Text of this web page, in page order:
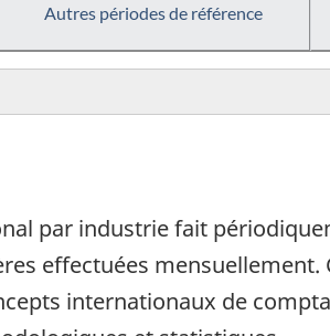
Autres périodes de référence
par industrie fait
effectuées mensuellement.
internationaux de